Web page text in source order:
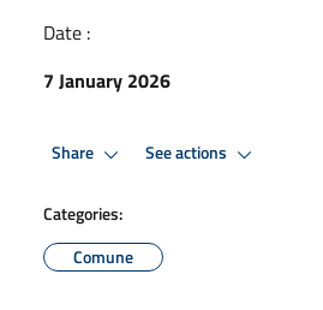
Date :
7 January 2026
Share See actions
Categories:
Comune